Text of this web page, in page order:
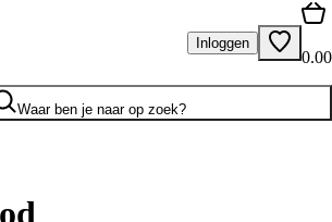
Inloggen
0.00
Waar ben je naar op zoek?